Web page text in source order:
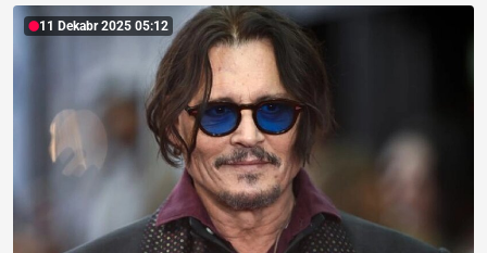
11 Dekabr 2025 05:12